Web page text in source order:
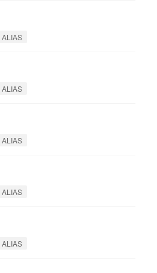
ALIAS
ALIAS
ALIAS
ALIAS
ALIAS